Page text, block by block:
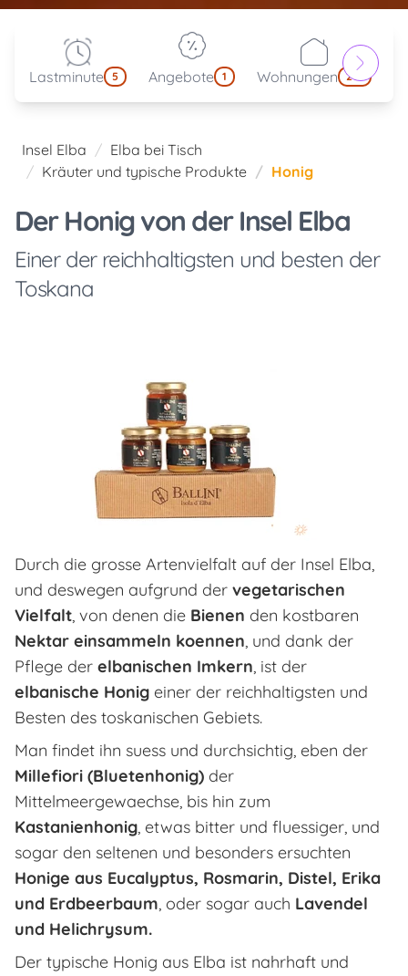
Lastminute 5 Angebote 1 Wohnungen 214
Insel Elba
Elba bei Tisch
Kräuter und typische Produkte
Honig
Der Honig von der Insel Elba
Einer der reichhaltigsten und besten der
Toskana
Durch die grosse Artenvielfalt auf der Insel Elba,
und deswegen aufgrund der vegetarischen
Vielfalt, von denen die Bienen den kostbaren
Nektar einsammeln koennen, und dank der
Pflege der elbanischen Imkern, ist der
elbanische Honig einer der reichhaltigsten und
Besten des toskanischen Gebiets.
Man findet ihn suess und durchsichtig, eben der
Millefiori (Bluetenhonig) der
Mittelmeergewaechse, bis hin zum
Kastanienhonig, etwas bitter und fluessiger, und
sogar den seltenen und besonders ersuchten
Honige aus Eucalyptus, Rosmarin, Distel, Erika
und Erdbeerbaum, oder sogar auch Lavendel
und Helichrysum.
Der typische Honig aus Elba ist nahrhaft und